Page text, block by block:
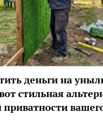
деньги на
стильная